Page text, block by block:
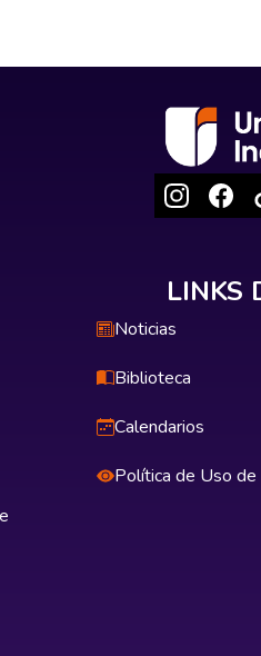
LINKS
Noticias
Biblioteca
Calendarios
Política de Uso